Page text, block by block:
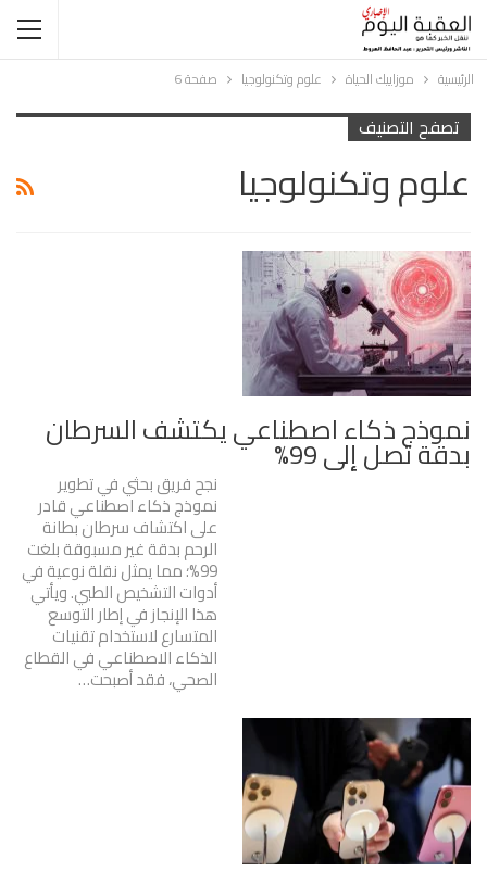
الرئيسية موزاييك الحياة علوم وتكنولوجيا صفحة 6
تصفح التصنيف
علوم وتكنولوجيا
نموذج ذكاء اصطناعي يكتشف السرطان
بدقة تصل إلى 99%
نجح فريق بحثي في تطوير
نموذج ذكاء اصطناعي قادر
على اكتشاف سرطان بطانة
الرحم بدقة غير مسبوقة بلغت
99%؛ مما يمثل نقلة نوعية في
أدوات التشخيص الطبي. ويأتي
هذا الإنجاز في إطار التوسع
المتسارع لاستخدام تقنيات
الذكاء الاصطناعي في القطاع
الصحي، فقد أصبحت…